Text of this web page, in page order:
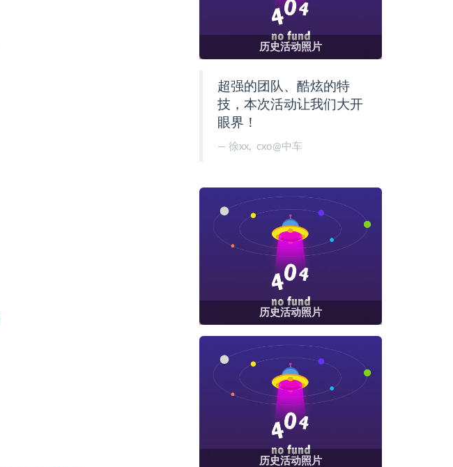
历史活动照片
超强的团队、酷炫的特
技，本次活动让我们大开
眼界！
徐xx, cxo@中车
历史活动照片
历史活动照片